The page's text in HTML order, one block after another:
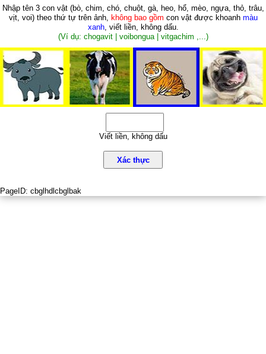
Nhập tên 3 con vật (bò, chim, chó, chuột, gà, heo, hổ, mèo, ngựa, thỏ, trâu,
vịt, voi)theo thứ tự trên ảnh, không bao gồm con vật được khoanh màu
xanh, viết liền, không dấu.
(Ví dụ: chogavit | voibongua | vitgachim ,...)
Viết liền, không dấu
Xác thực
PageID: cbglhdlcbglbak